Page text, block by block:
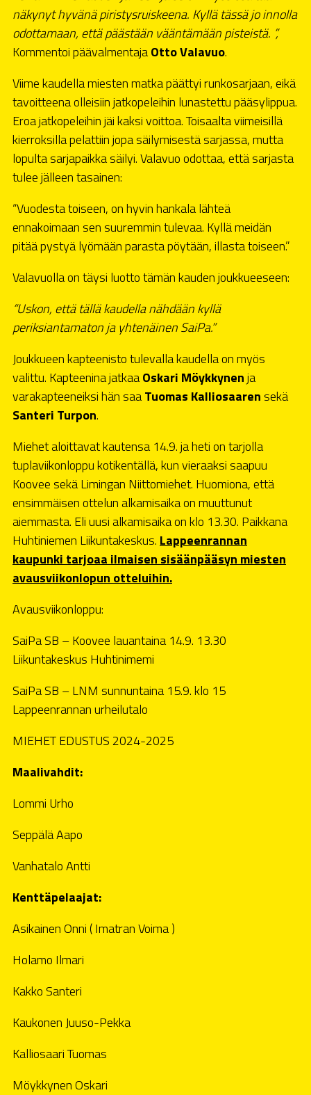
näkynyt hyvänä piristysruiskeena. Kyllä tässä jo innolla
odottamaan, että päästään vääntämään pisteistä. ”,
Kommentoi päävalmentajaOtto Valavuo.
Viime kaudella miesten matka päättyi runkosarjaan, eikä
tavoitteena olleisiin jatkopeleihin lunastettu pääsylippua.
Eroa jatkopeleihin jäi kaksi voittoa. Toisaalta viimeisillä
kierroksilla pelattiin jopa säilymisestä sarjassa, mutta
lopulta sarjapaikka säilyi. Valavuo odottaa, että sarjasta
tulee jälleen tasainen:
“Vuodesta toiseen, on hyvin hankala lähteä
ennakoimaan sen suuremmin tulevaa. Kyllä meidän
pitää pystyä lyömään parasta pöytään, illasta toiseen.”
Valavuolla on täysi luotto tämän kauden joukkueeseen:
“Uskon, että tällä kaudella nähdään kyllä
periksiantamaton ja yhtenäinen SaiPa.”
Joukkueen kapteenisto tulevalla kaudella on myös
valittu. Kapteenina jatkaaOskari Möykkynenja
varakapteeneiksi hän saaTuomas Kalliosaaren sekä
Santeri Turpon.
Miehet aloittavat kautensa 14.9. ja heti on tarjolla
tuplaviikonloppu kotikentällä, kun vieraaksi saapuu
Koovee sekä Limingan Niittomiehet. Huomiona, että
ensimmäisen ottelun alkamisaika on muuttunut
aiemmasta. Eli uusi alkamisaika on klo 13.30. Paikkana
Huhtiniemen Liikuntakeskus. Lappeenrannan
kaupunki tarjoaa ilmaisen sisäänpääsyn miesten
avausviikonlopun otteluihin.
Avausviikonloppu:
SaiPa SB – Koovee lauantaina 14.9. 13.30
Liikuntakeskus Huhtinimemi
SaiPa SB – LNM sunnuntaina 15.9. klo 15
Lappeenrannan urheilutalo
MIEHET EDUSTUS 2024-2025
Maalivahdit:
Lommi Urho
Seppälä Aapo
Vanhatalo Antti
Kenttäpelaajat:
Asikainen Onni ( Imatran Voima )
Holamo Ilmari
Kakko Santeri
Kaukonen Juuso-Pekka
Kalliosaari Tuomas
Möykkynen Oskari